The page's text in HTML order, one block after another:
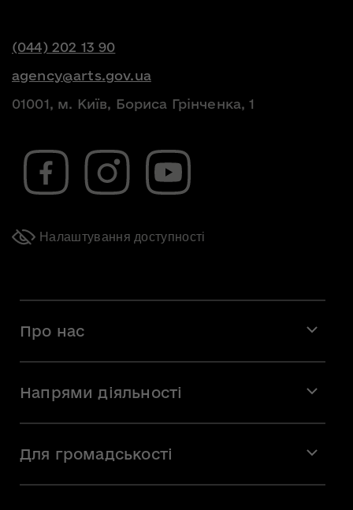
(044) 202 13 90
agency@arts.gov.ua
01001, м. Київ, Бориса Грінченка, 1
Налаштування доступності
Про нас
Команда
Вакансії
Напрями діяльності
Мистецька освіта
Для громадськості